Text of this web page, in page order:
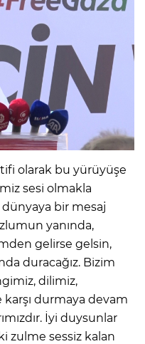
olarak bu yürüyüşe
sesi olmakla
dünyaya bir mesaj
yanında,
gelirse gelsin,
duracağız. Bizim
dilimiz,
karşı durmaya devam
İyi duysunlar
zulme sessiz kalan